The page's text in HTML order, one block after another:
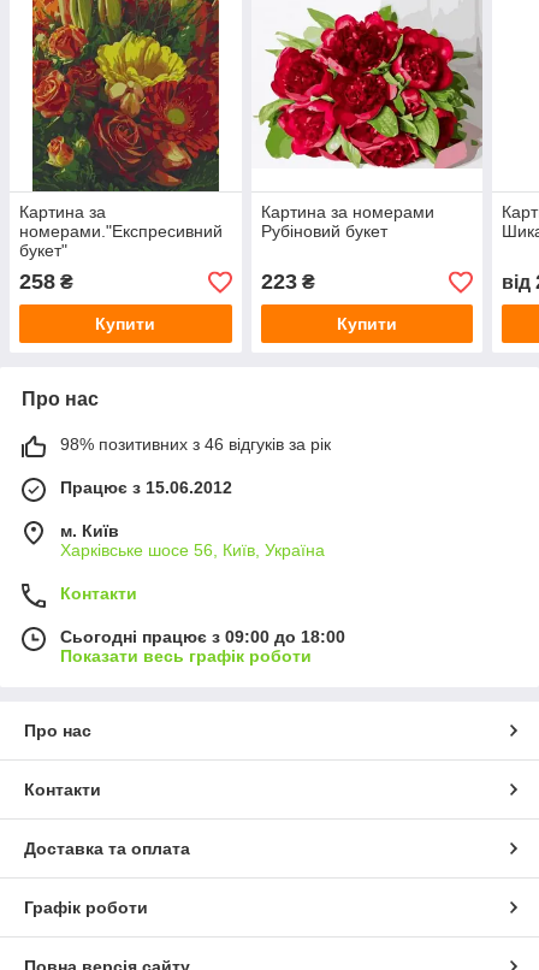
Картина за
номерами."Експресивний
букет"
258 ₴
Купити
Картина за номерами
Рубіновий букет
223₴
Купити
від
Про нас
98% позитивних з 46 відгуків за рік
Працює з 15.06.2012
м. Київ
Харківське шосе 56, Київ, Україна
Контакти
Сьогодні працює з 09:00 до 18:00
Показати весь графік роботи
Про нас
Контакти
Доставка та оплата
Графік роботи